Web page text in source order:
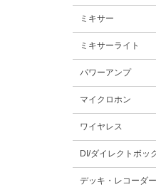
ミキサー
ミキサーライト
パワーアンプ
マイクロホン
ワイヤレス
DI/ダイレクトボッ
デッキ・レコーダ